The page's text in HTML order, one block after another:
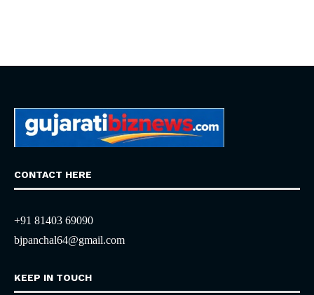
CONTACT HERE
+91 81403 69090
bjpanchal64@gmail.com
KEEP IN TOUCH